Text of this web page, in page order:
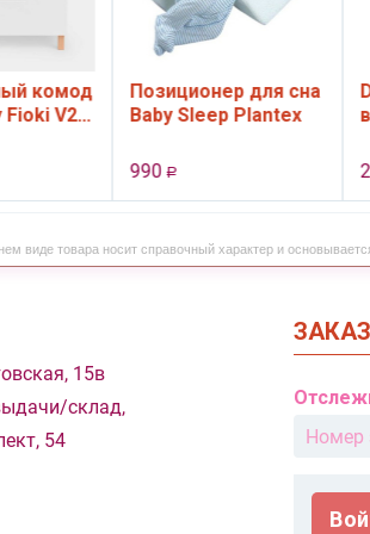
комод
V2,
Позиционер для сна
Baby Sleep Plantex
990 Р
виде товара носит справочный характер и
15в
склад,
54